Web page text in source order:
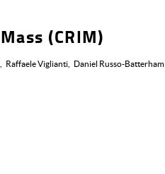
(CRIM)
Raffaele Viglianti Daniel Russo-Batterham